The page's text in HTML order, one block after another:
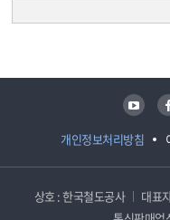
개인정보처리방침
유튜브 페이스북
상호 : 한국철도공사 대표